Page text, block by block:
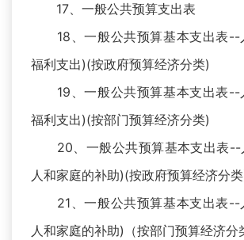
17、一般公共预算支出表
18、一般公共预算基本支出表--
福利支出)(按政府预算经济分类)
19、一般公共预算基本支出表--
福利支出)(按部门预算经济分类)
20、一般公共预算基本支出表--
人和家庭的补助)(按政府预算经济分
21、一般公共预算基本支出表--
人和家庭的补助)（按部门预算经济分